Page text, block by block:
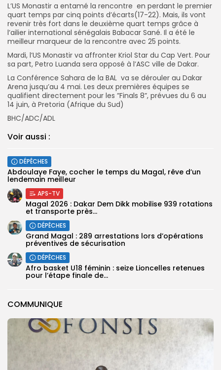
COMMUNIQUE
L’US Monastir a entamé la rencontre en perdant le premier
quart temps par cinq points d’écarts(17-22). Mais, ils vont
revenir très fort dans le deuxième quart temps grâce à
l’ailier international sénégalais Babacar Sané. Il a été le
meilleur marqueur de la rencontre avec 25 points.
Mardi, l’US Monastir va affronter Kriol Star du Cap Vert. Pour
sa part, Petro Luanda sera opposé à l’ASC ville de Dakar.
La Conférence Sahara de la BAL va se dérouler au Dakar
Arena jusqu’au 4 mai. Les deux premières équipes se
qualifient directement pour les ”Finals 8”, prévues du 6 au
14 juin, à Pretoria (Afrique du Sud)
BHC/ADC/ADL
Voir aussi :
DÉPÊCHES
Abdoulaye Faye, cocher le temps du Magal, rêve d’un
lendemain meilleur
APS-TV
Magal 2026 : Dakar Dem Dikk mobilise 939 rotations
et transporte près...
DÉPÊCHES
Grand Magal : 289 arrestations lors d’opérations
préventives de sécurisation
DÉPÊCHES
‎Afro basket U18 féminin : seize Lioncelles retenues
pour l’étape finale de...